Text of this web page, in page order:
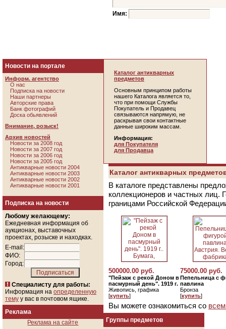
Имя:
Новости на портале
Информ. агентство
О нас
Подписка на новости
Наши партнеры
Авторские права
Банк фотографий
Доска обьявлений
Внимание, розыск!
Архив новостей
Новости за 2008 год
Новости за 2007 год
Новости за 2006 год
Новости за 2005 год
Антикварные новости 2004
Антикварные новости 2003
Антикварные новости 2002
Антикварные новости 2001
Подписка на новости
Любому желающему:
Ежедневная информация об
аукционах, выставочных
проектах, розыске и находках.
E-mail:
ФИО:
Город:
Специалисту для работы:
Информация на определенную
тему у вас в почтовом ящике.
Реклама
Реклама на сайте
Каталог антикварных
предметов
Основным принципом работы
нашего Каталога является то,
что при помощи Службы
Покупатель и Продавец
связываются напрямую, не
раскрывая свои контактные
данные широким массам.
Информация:
для Покупателя
для Продавца
Каталог антикварных
В каталоге представлены
коллекционеров и частных лиц.
границами Российской
500000.00 руб.
"Пейзаж с рекой Доном в
пасмурный день". 1919 г.
Живопись, графика
[купить]
75000.00 руб.
Пепельница с
павлина
Бронза
[купить]
Вы можете ознакомиться со
Группы предметов